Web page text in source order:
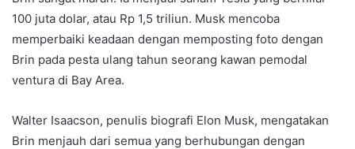
100 juta dolar, atau Rp 1,5 triliun. Musk mencoba
memperbaiki keadaan dengan memposting foto dengan
Brin pada pesta ulang tahun seorang kawan pemodal
ventura di Bay Area.
Walter Isaacson, penulis biografi Elon Musk, mengatakan
Brin menjauh dari semua yang berhubungan dengan